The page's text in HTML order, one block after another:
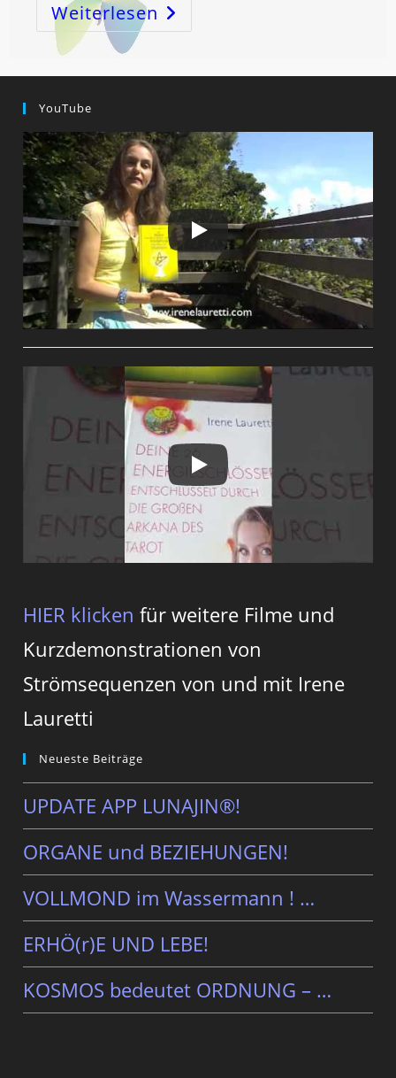
Weiterlesen
YouTube
HIER klicken für weitere Filme und
Kurzdemonstrationen von
Strömsequenzen von und mit Irene
Lauretti
Neueste Beiträge
UPDATE APP LUNAJIN®!
ORGANE und BEZIEHUNGEN!
VOLLMOND im Wassermann ! …
ERHÖ(r)E UND LEBE!
KOSMOS bedeutet ORDNUNG – …